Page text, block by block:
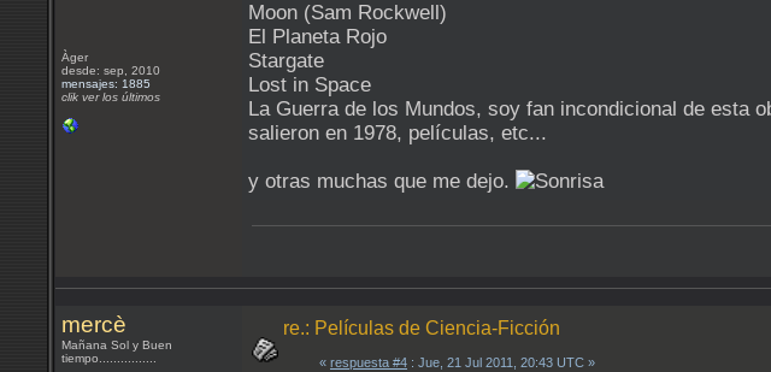
Àger
desde: sep, 2010
mensajes: 1885
clik ver los últimos
Moon (Sam Rockwell)
El Planeta Rojo
Stargate
Lost in Space
La Guerra de los Mundos, soy fan incondicional de esta
salieron en 1978, películas, etc...
y otras muchas que me dejo.
mercè
Mañana Sol y Buen
tiempo................
re.: Películas de Ciencia-Ficción
« respuesta #4 : Jue, 21 Jul 2011, 20:43 UTC »